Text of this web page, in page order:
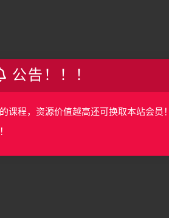
公告！！！
课程，资源价值越高还可换取本站会员！